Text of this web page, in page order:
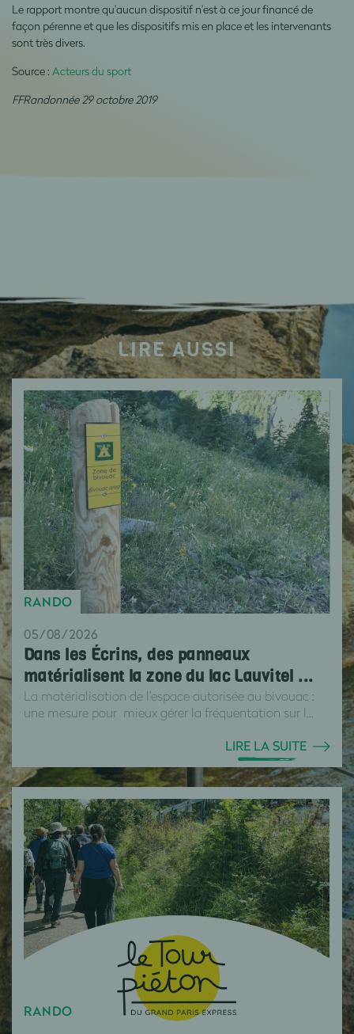
Le rapport montre qu’aucun dispositif n’est à ce jour financé de
façon pérenne et que les dispositifs mis en place et les intervenants
sont très divers.
Source : Acteurs du sport
FFRandonnée 29 octobre 2019
LIRE AUSSI
RANDO
05/08/2026
Dans les Écrins, des panneaux
matérialisent la zone du lac Lauvitel ...
La matérialisation de l'espace autorisée au bivouac :
une mesure pour mieux gérer la fréquentation sur l...
LIRE LA SUITE
RANDO